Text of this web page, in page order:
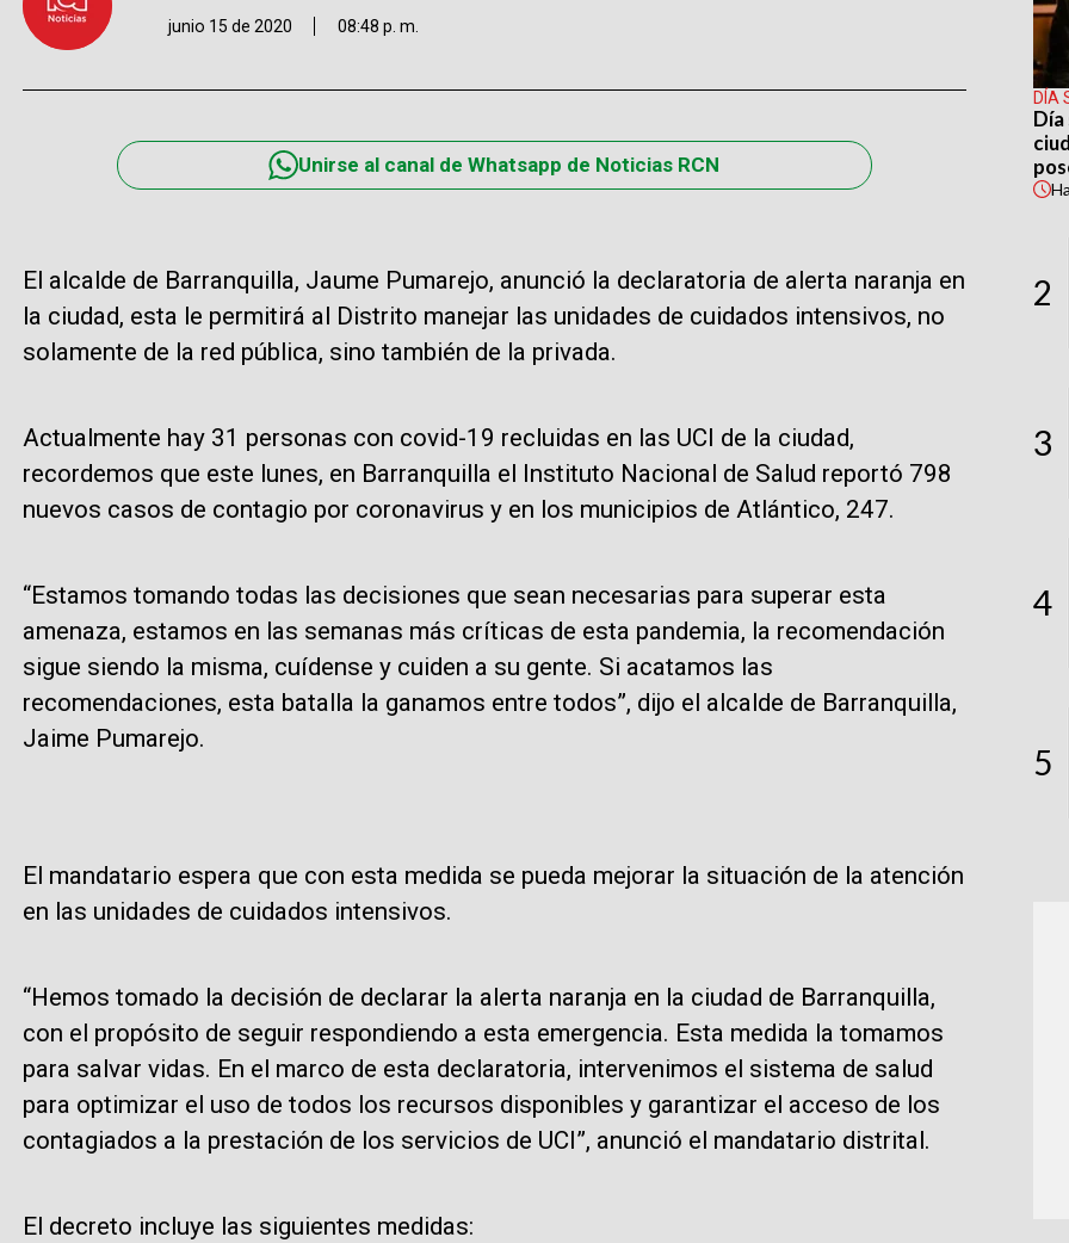
junio 15 de 2020 08:48 p. m.
Unirse al canal de Whatsapp de Noticias RCN
El alcalde de Barranquilla, Jaume Pumarejo, anunció la declaratoria de alerta naranja en
la ciudad, esta le permitirá al Distrito manejar las unidades de cuidados intensivos, no
solamente de la red pública, sino también de la privada.
Actualmente hay 31 personas con covid-19 recluidas en las UCI de la ciudad,
recordemos que este lunes, en Barranquilla el Instituto Nacional de Salud reportó 798
nuevos casos de contagio por coronavirus y en los municipios de Atlántico, 247.
“Estamos tomando todas las decisiones que sean necesarias para superar esta
amenaza, estamos en las semanas más críticas de esta pandemia, la recomendación
sigue siendo la misma, cuídense y cuiden a su gente. Si acatamos las
recomendaciones, esta batalla la ganamos entre todos”, dijo el alcalde de Barranquilla,
Jaime Pumarejo.
El mandatario espera que con esta medida se pueda mejorar la situación de la atención
en las unidades de cuidados intensivos.
“Hemos tomado la decisión de declarar la alerta naranja en la ciudad de Barranquilla,
con el propósito de seguir respondiendo a esta emergencia. Esta medida la tomamos
para salvar vidas. En el marco de esta declaratoria, intervenimos el sistema de salud
para optimizar el uso de todos los recursos disponibles y garantizar el acceso de los
contagiados a la prestación de los servicios de UCI”, anunció el mandatario distrital.
El decreto incluye las siguientes medidas:
DÍA
2
3
4
5